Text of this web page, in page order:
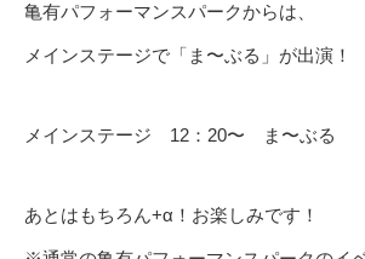
亀有パフォーマンスパークからは、
メインステージで「ま〜ぶる」が出演！
メインステージ 12：20〜 ま〜ぶる
あとはもちろん+α！お楽しみです！